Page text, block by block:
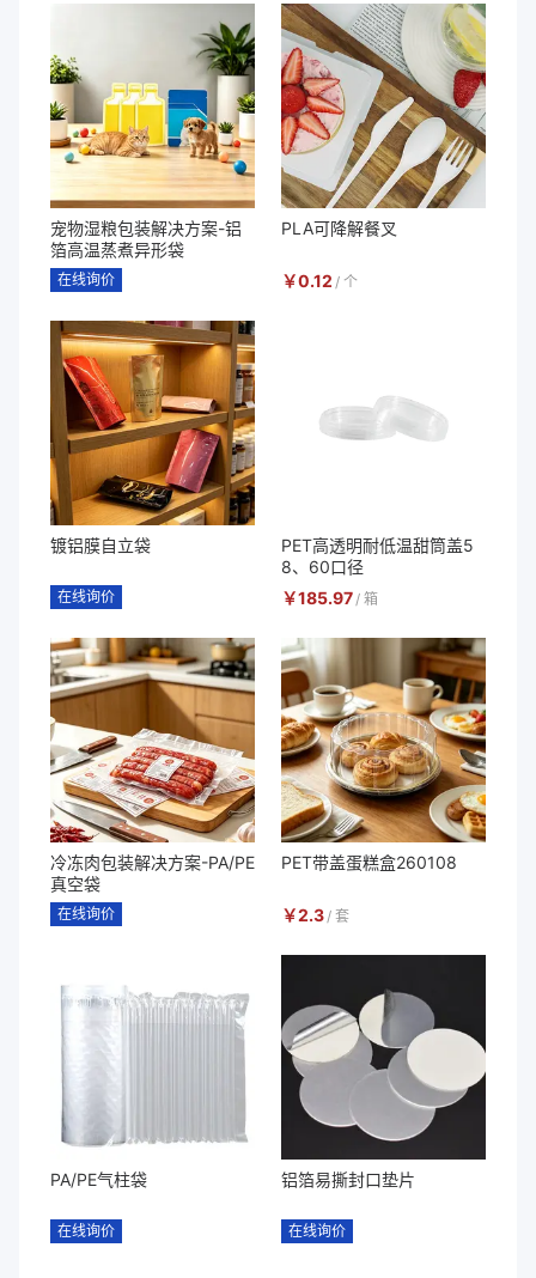
宠物湿粮包装解决方案-铝
箔高温蒸煮异形袋
在线询价
PLA可降解餐叉
￥0.12 / 个
镀铝膜自立袋
在线询价
PET高透明耐低温甜筒盖5
8、60口径
￥185.97 / 箱
冷冻肉包装解决方案-PA/PE
真空袋
在线询价
PET带盖蛋糕盒260108
￥2.3 / 套
PA/PE气柱袋
在线询价
铝箔易撕封口垫片
在线询价